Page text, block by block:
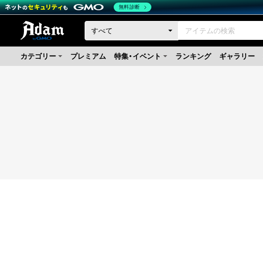
カテゴリー プレミアム 特集・イベント ランキング ギャラリー
無料診断